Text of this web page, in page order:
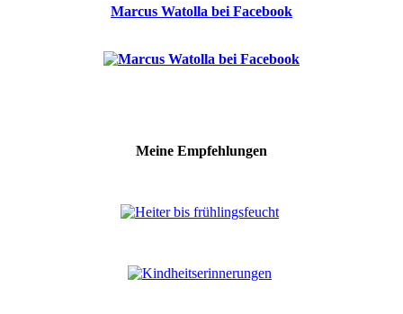
Marcus Watolla bei Facebook
Meine Empfehlungen